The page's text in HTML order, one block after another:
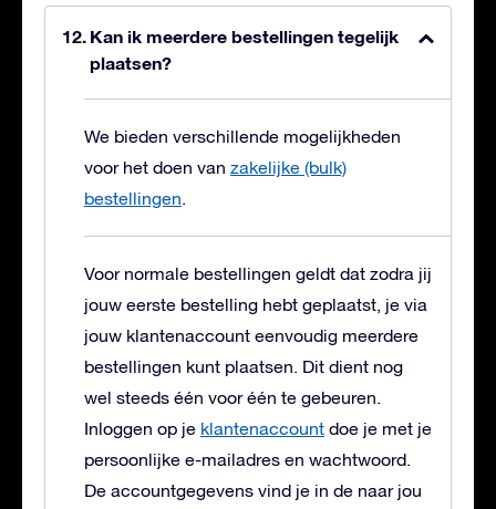
Kan ik meerdere bestellingen tegelijk
plaatsen?
We bieden verschillende mogelijkheden
voor het doen van zakelijke (bulk)
bestellingen.
Voor normale bestellingen geldt dat zodra jij
jouw eerste bestelling hebt geplaatst, je via
jouw klantenaccount eenvoudig meerdere
bestellingen kunt plaatsen. Dit dient nog
wel steeds één voor één te gebeuren.
Inloggen op je klantenaccount doe je met je
persoonlijke e-mailadres en wachtwoord.
De accountgegevens vind je in de naar jou